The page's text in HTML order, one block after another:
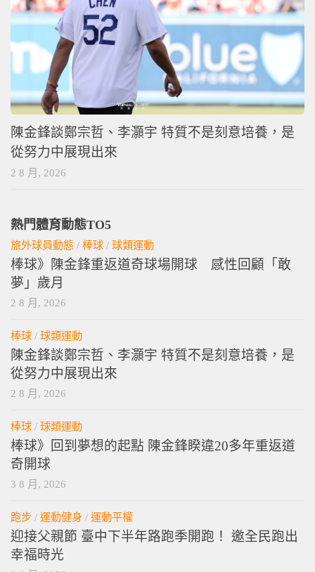
陳金鋒談鄭宗哲、李灝宇 特質不是刻意培養，是
從努力中展現出來
2 8 月, 2026
熱門體育動態TO5
旅外球員動態 / 棒球 / 球類運動
棒球》陳金鋒重返道奇球場開球 感性回顧「敢
夢」歲月
2 8 月, 2026
棒球 / 球類運動
陳金鋒談鄭宗哲、李灝宇 特質不是刻意培養，是
從努力中展現出來
2 8 月, 2026
棒球 / 球類運動
棒球》回到夢想的起點 陳金鋒睽違20多年重返道
奇開球
3 8 月, 2026
跑步 / 運動健身 / 運動平權
迎接父親節 臺中下半年路跑季開跑！ 邀全民跑出
幸福時光